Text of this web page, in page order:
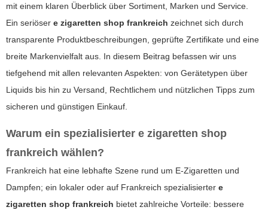
mit einem klaren Überblick über Sortiment, Marken und Service.
Ein seriöser e zigaretten shop frankreich zeichnet sich durch
transparente Produktbeschreibungen, geprüfte Zertifikate und eine
breite Markenvielfalt aus. In diesem Beitrag befassen wir uns
tiefgehend mit allen relevanten Aspekten: von Gerätetypen über
Liquids bis hin zu Versand, Rechtlichem und nützlichen Tipps zum
sicheren und günstigen Einkauf.
Warum ein spezialisierter e zigaretten shop
frankreich wählen?
Frankreich hat eine lebhafte Szene rund um E-Zigaretten und
Dampfen; ein lokaler oder auf Frankreich spezialisierter e
zigaretten shop frankreich bietet zahlreiche Vorteile: bessere